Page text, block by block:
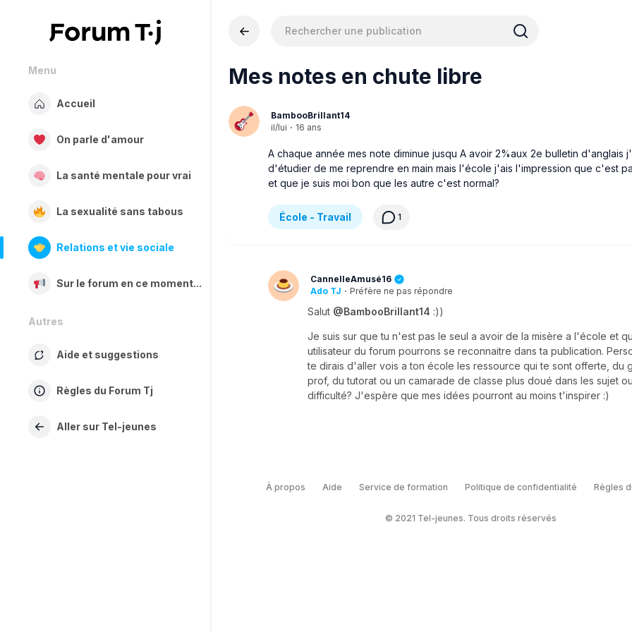
Menu
Accueil
On parle d'amour
La santé mentale pour vrai
La sexualité sans tabous
Relations et vie sociale
Sur le forum en ce moment...
Autres
Aide et suggestions
Règles du Forum Tj
Aller sur Tel-jeunes
Mes notes en chute libre
BambooBrillant14
il/lui · 16 ans
A chaque année mes note diminue jusqu A avoir 2%aux 2e bulletin d'anglais
d'étudier de me reprendre en main mais l'école j'ais l'impression que c'est
et que je suis moi bon que les autre c'est normal?
École - Travail 1
CannelleAmusé16
Ado TJ · Préfère ne pas répondre
Salut @BambooBrillant14 :))
Je suis sur que tu n'est pas le seul a avoir de la misère a l'école et
utilisateur du forum pourrons se reconnaitre dans ta publication.
te dirais d'aller vois a ton école les ressource qui te sont offerte, du
prof, du tutorat ou un camarade de classe plus doué dans les sujet
difficulté? J'espère que mes idées pourront au moins t'inspirer :)
À propos Aide Service de formation Politique de confidentialité Règles
© 2021 Tel-jeunes. Tous droits réservés